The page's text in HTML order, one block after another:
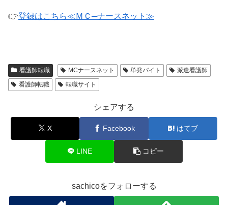
👉登録はこちら≪ＭＣ─ナースネット≫
看護師転職 MCナースネット 単発バイト
派遣看護師
看護師転職
転職サイト
シェアする
X Facebook はてブ
LINE コピー
sachicoをフォローする